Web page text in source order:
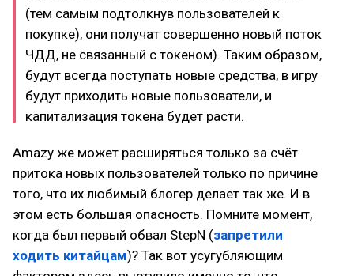
(тем самым подтолкнув пользователей к
покупке), они получат совершенно новый поток
ЧДД, не связанный с токеном). Таким образом,
будут всегда поступать новые средства, в игру
будут приходить новые пользователи, и
капитализация токена будет расти.
Amazy же может расширяться только за счёт
притока новых пользователей только по причине
того, что их любимый блогер делает так же. И в
этом есть большая опасность. Помните момент,
когда был первый обвал StepN (запретили
ходить китайцам)? Так вот усугубляющим